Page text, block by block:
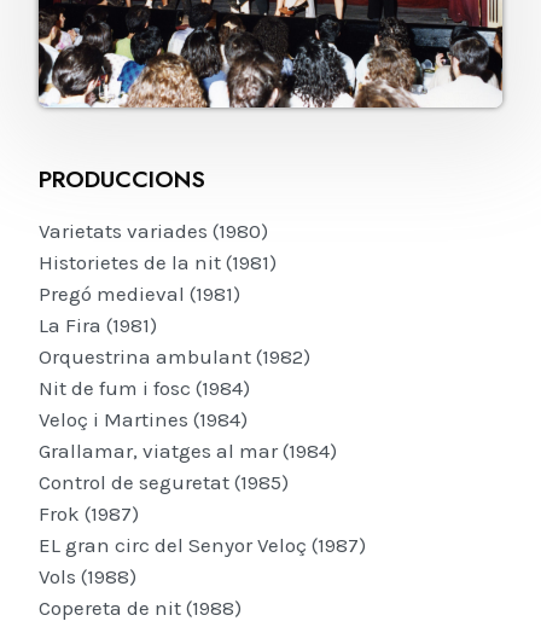
PRODUCCIONS
Varietats variades (1980)
Historietes de la nit (1981)
Pregó medieval (1981)
La Fira (1981)
Orquestrina ambulant (1982)
Nit de fum i fosc (1984)
Veloç i Martines (1984)
Grallamar, viatges al mar (1984)
Control de seguretat (1985)
Frok (1987)
EL gran circ del Senyor Veloç (1987)
Vols (1988)
Copereta de nit (1988)